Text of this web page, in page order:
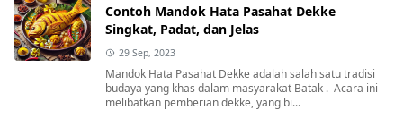
Contoh Mandok Hata Pasahat Dekke
Singkat, Padat, dan Jelas
29 Sep, 2023
Mandok Hata Pasahat Dekke adalah salah satu tradisi
budaya yang khas dalam masyarakat Batak . Acara ini
melibatkan pemberian dekke, yang bi...